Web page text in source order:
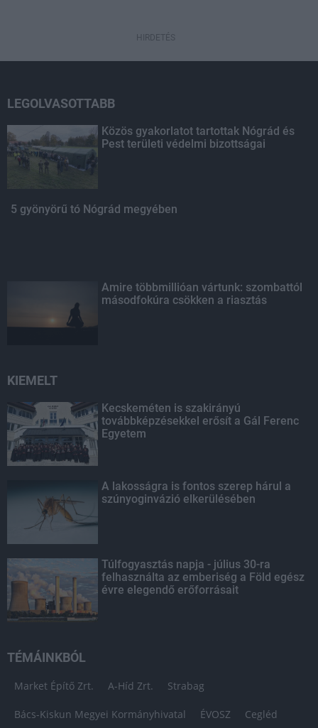
HIRDETÉS
LEGOLVASOTTABB
Közös gyakorlatot tartottak Nógrád és
Pest területi védelmi bizottságai
5 gyönyörű tó Nógrád megyében
Amire többmillióan vártunk: szombattól
másodfokúra csökken a riasztás
KIEMELT
Kecskeméten is szakirányú
továbbképzésekkel erősít a Gál Ferenc
Egyetem
A lakosságra is fontos szerep hárul a
szúnyoginvázió elkerülésében
Túlfogyasztás napja - július 30-ra
felhasználta az emberiség a Föld egész
évre elegendő erőforrásait
TÉMÁINKBÓL
Market Építő Zrt. A-Híd Zrt. Strabag
Bács-Kiskun Megyei Kormányhivatal ÉVOSZ Cegléd